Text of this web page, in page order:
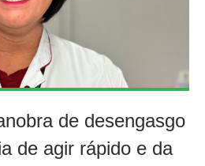
de desengasgo
de agir rápido e da